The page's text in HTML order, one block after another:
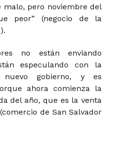
malo, pero noviembre del
peor” (negocio de la
no están enviando
especulando con la
nuevo gobierno, y es
ahora comienza la
del año, que es la venta
de San Salvador